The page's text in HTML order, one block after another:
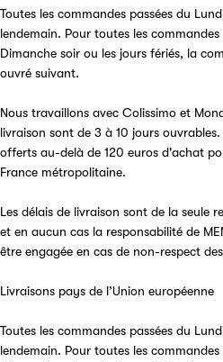
Toutes les commandes passées du
lendemain. Pour toutes les commandes
Dimanche soir ou les jours fériés, la
ouvré suivant.
Nous travaillons avec Colissimo et
livraison sont de 3 à 10 jours
offerts au-delà de 120 euros d'achat
France métropolitaine.
Les délais de livraison sont de la seule
et en aucun cas la responsabilité de
être engagée en cas de non-respect
Livraisons pays de l’Union européenne
Toutes les commandes passées du
lendemain. Pour toutes les commandes